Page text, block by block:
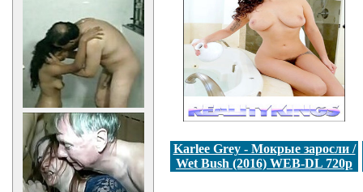
Karlee Grey - Мокрые заросли /
Wet Bush (2016) WEB-DL 720p